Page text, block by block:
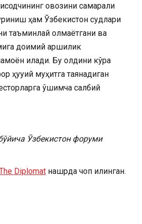
овозини самарали
ҳам Ўзбекистон судлари
таъминлай олмаётгани ва
доимий қаршилик
қилади. Бу олдини кўра
ҳуқуқий муҳитга таянадиган
қўшимча салбий
Ўзбекистон форуми
Diplomat нашрда чоп қилинган.